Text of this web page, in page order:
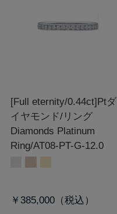
[Full eternity/0.44ct]Ptダ
イヤモンド/リング
Diamonds Platinum
Ring/AT08-PT-G-12.0
￥385,000